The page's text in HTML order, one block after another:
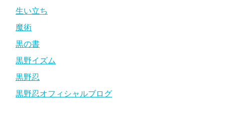
生い立ち
魔術
黒の書
黒野イズム
黒野忍
黒野忍オフィシャルブログ